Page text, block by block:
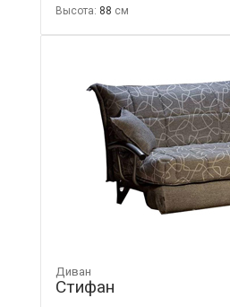
Высота: 88
Диван
Стифан